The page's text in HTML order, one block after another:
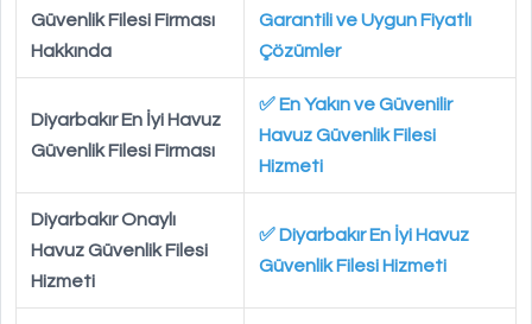
Güvenlik Filesi Firması
Hakkında
Garantili ve Uygun Fiyatlı
Çözümler
Diyarbakır En İyi Havuz
Güvenlik Filesi Firması
✅ En Yakın ve Güvenilir
Havuz Güvenlik Filesi
Hizmeti
Diyarbakır Onaylı
Havuz Güvenlik Filesi
Hizmeti
✅ Diyarbakır En İyi Havuz
Güvenlik Filesi Hizmeti